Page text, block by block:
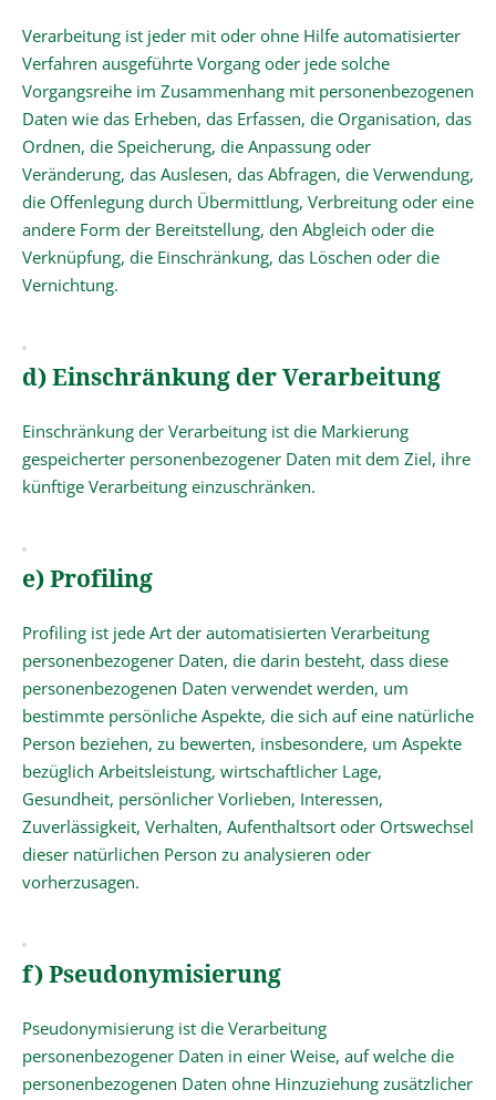
Verarbeitung ist jeder mit oder ohne Hilfe automatisierter
Verfahren ausgeführte Vorgang oder jede solche
Vorgangsreihe im Zusammenhang mit personenbezogenen
Daten wie das Erheben, das Erfassen, die Organisation, das
Ordnen, die Speicherung, die Anpassung oder
Veränderung, das Auslesen, das Abfragen, die Verwendung,
die Offenlegung durch Übermittlung, Verbreitung oder eine
andere Form der Bereitstellung, den Abgleich oder die
Verknüpfung, die Einschränkung, das Löschen oder die
Vernichtung.
d) Einschränkung der Verarbeitung
Einschränkung der Verarbeitung ist die Markierung
gespeicherter personenbezogener Daten mit dem Ziel, ihre
künftige Verarbeitung einzuschränken.
e) Profiling
Profiling ist jede Art der automatisierten Verarbeitung
personenbezogener Daten, die darin besteht, dass diese
personenbezogenen Daten verwendet werden, um
bestimmte persönliche Aspekte, die sich auf eine natürliche
Person beziehen, zu bewerten, insbesondere, um Aspekte
bezüglich Arbeitsleistung, wirtschaftlicher Lage,
Gesundheit, persönlicher Vorlieben, Interessen,
Zuverlässigkeit, Verhalten, Aufenthaltsort oder Ortswechsel
dieser natürlichen Person zu analysieren oder
vorherzusagen.
f) Pseudonymisierung
Pseudonymisierung ist die Verarbeitung
personenbezogener Daten in einer Weise, auf welche die
personenbezogenen Daten ohne Hinzuziehung zusätzlicher